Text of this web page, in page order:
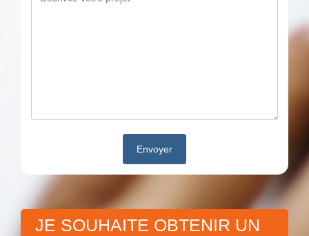
JE SOUHAITE OBTENIR UN